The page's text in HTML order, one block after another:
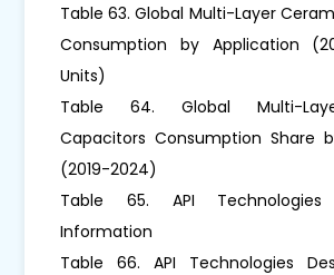
Table 63. Global Multi-Layer
Consumption by Application
Units)
Table 64. Global Multi-
Capacitors Consumption Share
(2019-2024)
Table 65. API Technologies
Information
Table 66. API Technologies